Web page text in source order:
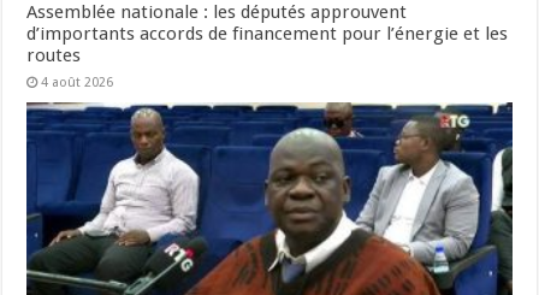
Assemblée nationale : les députés approuvent
d’importants accords de financement pour l’énergie et les
routes
4 août 2026